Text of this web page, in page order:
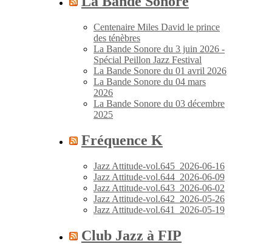
Centenaire Miles David le prince
des ténèbres
La Bande Sonore du 3 juin 2026 -
Spécial Peillon Jazz Festival
La Bande Sonore du 01 avril 2026
La Bande Sonore du 04 mars
2026
La Bande Sonore du 03 décembre
2025
Fréquence K
Jazz Attitude-vol.645_2026-06-16
Jazz Attitude-vol.644_2026-06-09
Jazz Attitude-vol.643_2026-06-02
Jazz Attitude-vol.642_2026-05-26
Jazz Attitude-vol.641_2026-05-19
Club Jazz à FIP